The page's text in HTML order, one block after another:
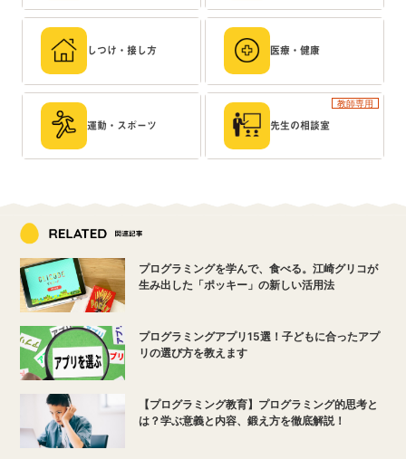
しつけ・接し方 医療・健康
運動・スポーツ
教師専用
先生の相談室
プログラミングを学んで、食べる。江崎グリコが
生み出した「ポッキー」の新しい活用法
プログラミングアプリ15選！子どもに合ったアプ
リの選び方を教えます
【プログラミング教育】プログラミング的思考と
は？学ぶ意義と内容、鍛え方を徹底解説！